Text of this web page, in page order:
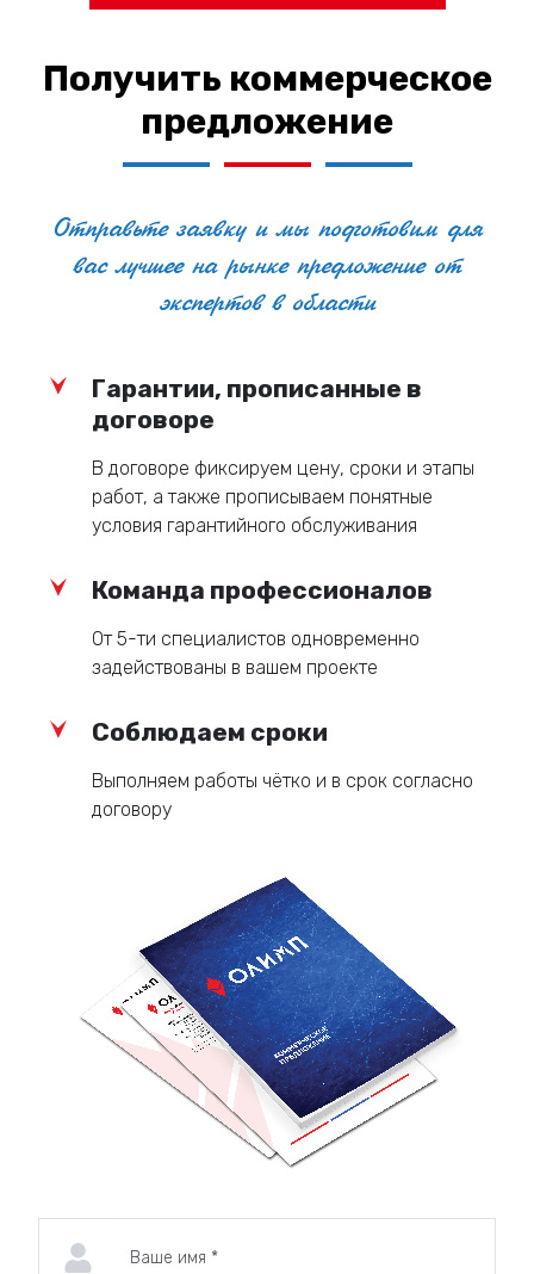
Профессиональный дизайн:Наши
запоминающийся дизайн.
Комплексный сервис: Мы предлагаем
Создайте кубок, который станет символом победы
и заслуженного признания! Свяжитесь с нами,
Получить коммерческое
предложение
Отправьте заявку и мы подготовим для
вас лучшее на рынке предложение от
экспертов в области
Гарантии, прописанные в
договоре
В договоре фиксируем цену, сроки и этапы
работ, а также прописываем понятные
условия гарантийного обслуживания
Команда профессионалов
От 5-ти специалистов одновременно
задействованы в вашем проекте
Соблюдаем сроки
Выполняем работы чётко и в срок согласно
договору